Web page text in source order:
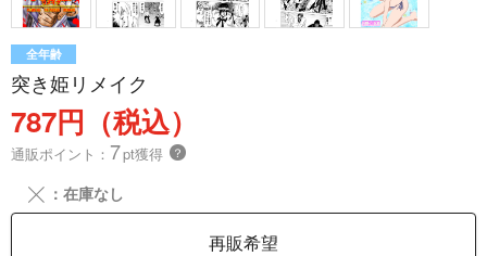
全年齢
突き姫リメイク
787円（税込）
通販ポイント： 7pt獲得 ？
╳ ：在庫なし
再販希望